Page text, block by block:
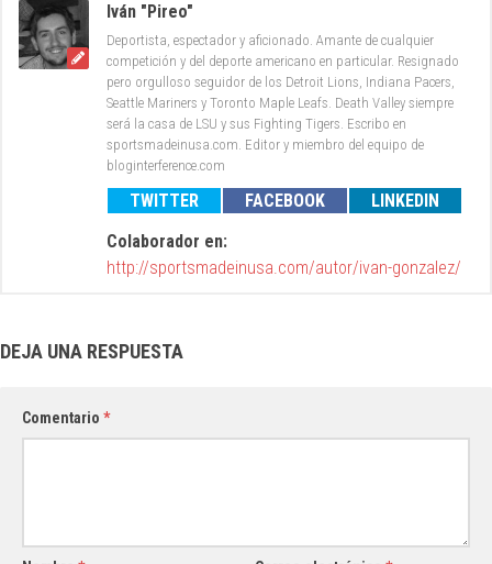
Iván "Pireo"
Deportista, espectador y aficionado. Amante de cualquier
competición y del deporte americano en particular. Resignado
pero orgulloso seguidor de los Detroit Lions, Indiana Pacers,
Seattle Mariners y Toronto Maple Leafs. Death Valley siempre
será la casa de LSU y sus Fighting Tigers. Escribo en
sportsmadeinusa.com. Editor y miembro del equipo de
bloginterference.com
TWITTER FACEBOOK
LINKEDIN
Colaborador en:
http://sportsmadeinusa.com/autor/ivan-gonzalez/
DEJA UNA RESPUESTA
Comentario *